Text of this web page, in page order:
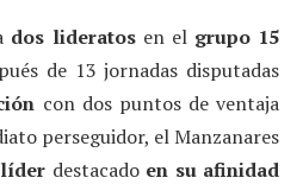
dos lideratosen el grupo 15
de 13 jornadas disputadas
con dos puntos de ventaja
perseguidor, el Manzanares
líder destacadoen su afinidad